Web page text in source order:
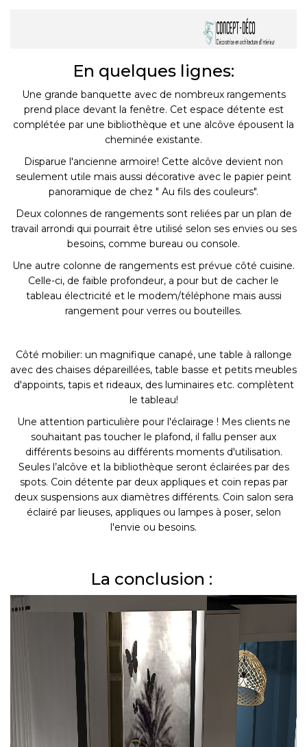
En quelques lignes:
Une grande banquette avec de nombreux rangements
prend place devant la fenêtre. Cet espace détente est
complétée par une bibliothèque et une alcôve épousent la
cheminée existante.
Disparue l'ancienne armoire! Cette alcôve devient non
seulement utile mais aussi décorative avec le papier peint
panoramique de chez " Au fils des couleurs".
Deux colonnes de rangements sont reliées par un plan de
travail arrondi qui pourrait être utilisé selon ses envies ou ses
besoins, comme bureau ou console.
Une autre colonne de rangements est prévue côté cuisine.
Celle-ci, de faible profondeur, a pour but de cacher le
tableau électricité et le modem/téléphone mais aussi
rangement pour verres ou bouteilles.
Côté mobilier: un magnifique canapé, une table à rallonge
avec des chaises dépareillées, table basse et petits meubles
d'appoints, tapis et rideaux, des luminaires etc. complètent
le tableau!
Une attention particulière pour l'éclairage ! Mes clients ne
souhaitant pas toucher le plafond, il fallu penser aux
différents besoins au différents moments d'utilisation.
Seules l’alcôve et la bibliothèque seront éclairées par des
spots. Coin détente par deux appliques et coin repas par
deux suspensions aux diamètres différents. Coin salon sera
éclairé par lieuses, appliques ou lampes à poser, selon
l'envie ou besoins.
La conclusion :